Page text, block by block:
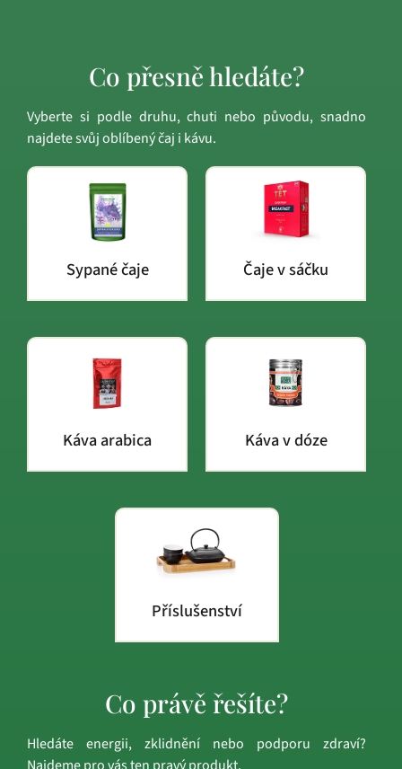
Co přesně hledáte?
Vyberte si podle druhu, chuti nebo původu, snadno
najdete svůj oblíbený čaj i kávu.
Sypané čaje Čaje v sáčku
Káva arabica Káva v dóze
Příslušenství
Co právě řešíte?
Hledáte energii, zklidnění nebo podporu zdraví?